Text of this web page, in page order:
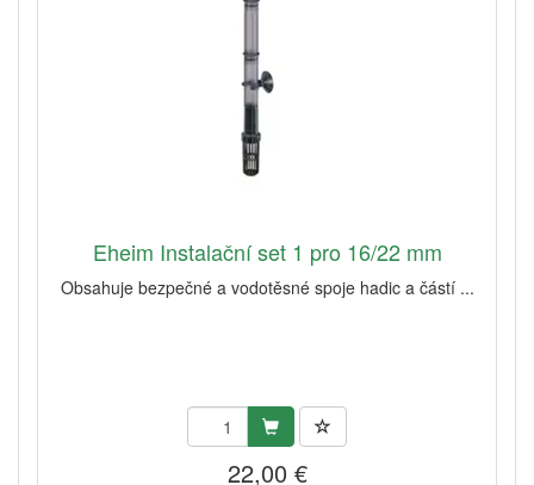
Eheim Instalační set 1 pro 16/22 mm
Obsahuje bezpečné a vodotěsné spoje hadic a částí ...
22,00 €